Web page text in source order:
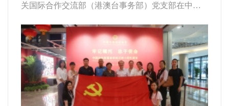
关国际合作交流部（港澳台事务部）党支部在中心
重要贺信精神